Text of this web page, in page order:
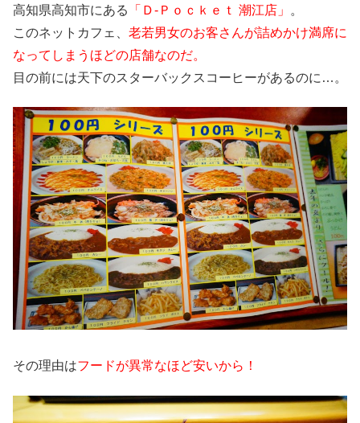
高知県高知市にある 「Ｄ-Ｐｏｃｋｅｔ 潮江店」
。
このネットカフェ、 老若男女のお客さんが詰めかけ満席に
なってしまうほどの店舗なのだ。
目の前には天下のスターバックスコーヒーがあるのに…。
その理由はフードが異常なほど安いから！